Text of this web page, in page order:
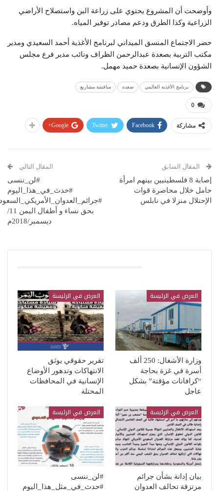
وأوضحت أن المشروع يحتوي على زراعة البن واستصلاح الأراضي
الزراعية وكذا الطرق ودعم مصادر توفير المياه.
حضر الاجتماع المنسق الميداني لبرنامج الأغذية أحمد السعيدي ومدير
مكتب التربية بصعدة عبدالرحمن الظراف ونائب مدير فرع مجلس
الشؤون الإنسانية بصعدة حميد مهمل.
برنامج الأغذية العالمي صعده مناقشة مشاريع
0
مشاركة Facebook
Twitter
Google+
المقال السابق
إصابة 8 فلسطينيين بينهم امرأة
حامل خلال محاصرة قوات
الإحتلال منزلا في نابلس
المقال التالي
#لن_ننسى
#حدث_في_هذا_اليوم
بحق نساء و أطفال اليمن 11/
ديسمبر/2018م
العرض في الرئيسة
وزارة الأشغال: 250 ألف
أسرة في غزة بحاجة
“كرافانات مؤقتة” بشكل
عاجل
العرض في الرئيسة
تقرير حقوقي يوثق
الانتهاكات وتدهور الأوضاع
الإنسانية في المحافظات
المحتلة
العرض في الرئيسة
بيان إدانة بشأن جرائم
مرتزقة تحالف العدوان
العرض في الرئيسة
#لن_ننسى
#حدث_في_مثل_هذا_اليوم